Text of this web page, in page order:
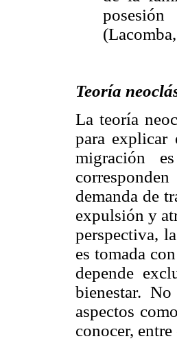
Teoría
La teoría
para explicar
migración
demanda de
expulsión y
perspectiva,
es tomada
depende
bienestar.
aspectos
conocer, entre